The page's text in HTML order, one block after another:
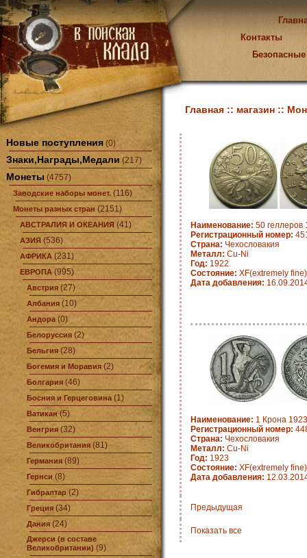
Контакты
Новые поступления (0)
Знаки,Награды,Медали (217)
Монеты (4757)
Заводские наборы монет. (116)
Монеты разных стран (2151)
АВСТРАЛИЯ И ОКЕАНИЯ (41)
АЗИЯ (536)
АФРИКА (231)
ЕВРОПА (995)
Австрия (27)
Албания (10)
Андора (0)
Белоруссия (2)
Бельгия (28)
Богемия и Моравия (2)
Болгария (46)
Босния и Герцеговина (1)
Ватикан(5)
Венгрия (32)
Великобритания (81)
Германия (89)
Гернси(8)
Гибралтар (2)
Греция (34)
Дания (24)
Джерси (в составе
Великобритании) (9)
Главная :: магазин ::
Наименование: 50 геллеров
Регистрационный номер:
Страна: Чехословакия
Металл: Cu-Ni
Год: 1922
Состояние: XF(extremely fine)
Дата добавления:
Наименование: 1 Крона
Регистрационный номер:
Страна: Чехословакия
Металл: Cu-Ni
Год: 1923
Состояние: XF(extremely fine)
Дата добавления:
Предыдущая
Показать все